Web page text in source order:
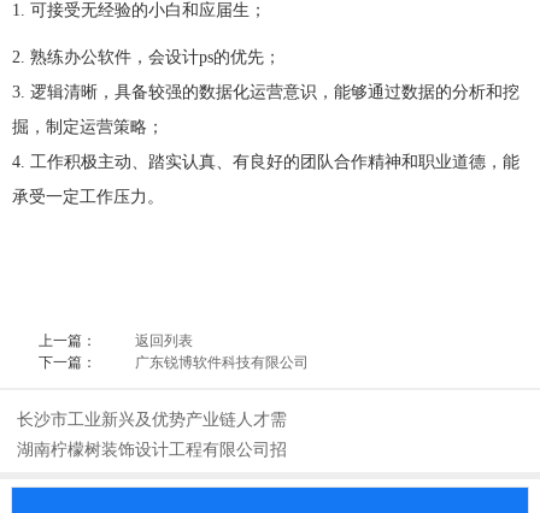
1. 可接受无经验的小白和应届生；
2. 熟练办公软件，会设计ps的优先；
3. 逻辑清晰，具备较强的数据化运营意识，能够通过数据的分析和挖
掘，制定运营策略；
4. 工作积极主动、踏实认真、有良好的团队合作精神和职业道德，能
承受一定工作压力。
上一篇：
返回列表
下一篇：
广东锐博软件科技有限公司
长沙市工业新兴及优势产业链人才需
湖南柠檬树装饰设计工程有限公司招